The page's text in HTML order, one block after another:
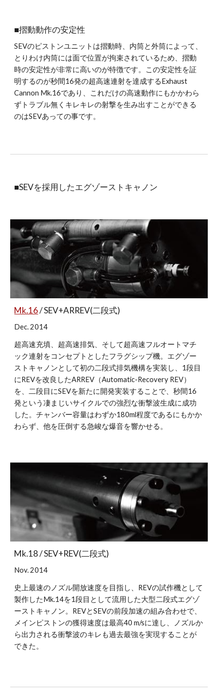
■摺動動作の安定性
SEVのピストンユニットは摺動時、内筒と外筒によって、
とりわけ内筒には面で位置が拘束されているため、摺動
時の安定性が非常に高いのが特徴です。この安定性を証
明するのが秒間16発の超高速連射を達成するExhaust
Cannon Mk.16であり、これだけの高速動作にもかかわら
ずトラブル無くキレキレの射撃を生み出すことができる
のはSEVあっての事です。
■SEVを採用したエグゾーストキャノン
Mk.16 / SEV+ARREV(二段式)
Dec. 2014
超高速充填、超高速排気、そして超高速フルオートマチ
ック連射をコンセプトとしたフラグシップ機。エグゾー
ストキャノンとして初の二段式排気機構を実装し、1段目
にREVを改良したARREV（Automatic-Recovery REV）
を、二段目にSEVを新たに開発実装することで、秒間16
発という凄まじいサイクルでの強烈な衝撃波生成に成功
した。チャンバー容量はわずか180ml程度であるにもかか
わらず、他を圧倒する急峻な爆音を響かせる。
Mk.18 / SEV+REV(二段式)
Nov. 2014
史上最速のノズル開放速度を目指し、REVの試作機として
製作したMk.14を1段目として流用した大型二段式エグゾ
ーストキャノン。REVとSEVの前段加速の組み合わせで、
メインピストンの獲得速度は最高40 m/sに達し、ノズルか
ら出力される衝撃波のキレも過去最強を実現することが
できた。